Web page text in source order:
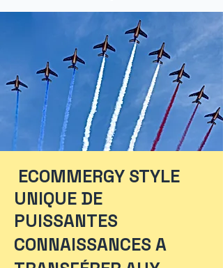
ECOMMERGY STYLE
UNIQUE DE
PUISSANTES
CONNAISSANCES A